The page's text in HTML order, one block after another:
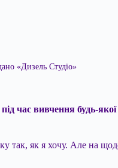
«Дизель Студіо»
час вивчення будь-
так, як я хочу. Але на